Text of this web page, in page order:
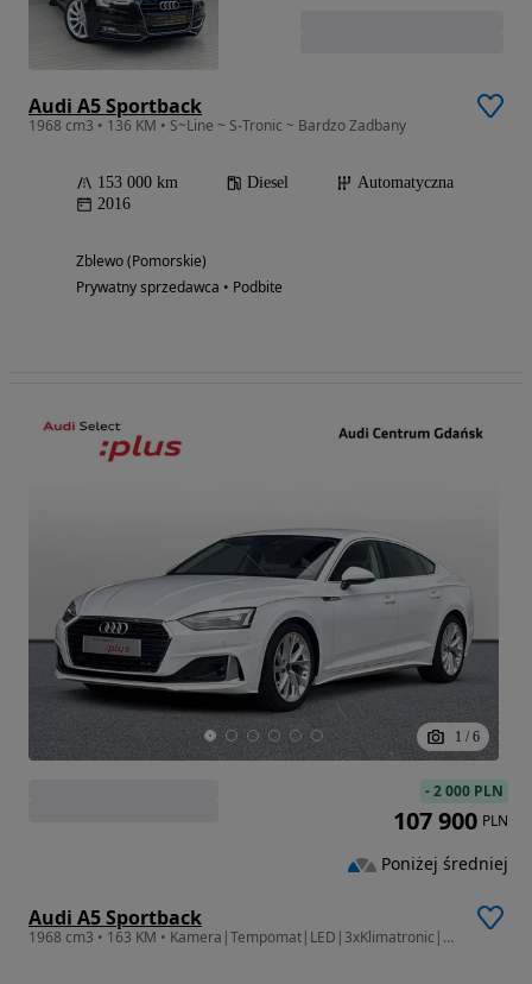
Audi A5 Sportback
1968 cm3 • 136 KM • S~Line ~ S-Tronic ~ Bardzo Zadbany
153 000 km Diesel
Automatyczna
2016
Zblewo (Pomorskie)
Prywatny sprzedawca • Podbite
1 / 6
Audi A5 Sportback
1968 cm3 • 163 KM • Kamera|Tempomat|LED|3xKlimatronic|MMI navi|El Klapa|AudiDriveSelect
-2 000 PLN
107 900 PLN
Poniżej średniej